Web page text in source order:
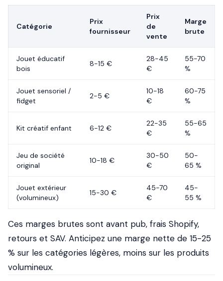
Catégorie
Prix
fournisseur
Prix
de
vente
Marge
brute
Jouet éducatif
bois
8-15 €
28-45
€
55-70
%
Jouet sensoriel /
fidget
2-5 €
10-18
€
60-75
%
Kit créatif enfant 6-12 €
22-35
€
55-65
%
Jeu de société
original
10-18 €
30-50
€
50-
65 %
Jouet extérieur
(volumineux)
15-30 €
45-70
€
45-
55 %
Ces marges brutes sont avant pub, frais Shopify,
retours et SAV. Anticipez une marge nette de 15-25
% sur les catégories légères, moins sur les produits
volumineux.